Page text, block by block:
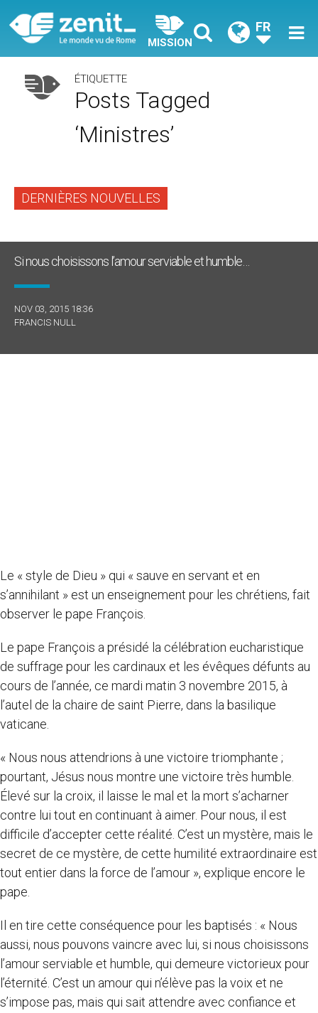
MISSION
FR
ÉTIQUETTE
Posts Tagged
‘ministres’
DERNIÈRES NOUVELLES
Si nous choisissons l’amour serviable et humble…
NOV 03, 2015 18:36
FRANCIS NULL
Le « style de Dieu » qui « sauve en servant et en
s’annihilant » est un enseignement pour les chrétiens, fait
observer le pape François.
Le pape François a présidé la célébration eucharistique
de suffrage pour les cardinaux et les évêques défunts au
cours de l’année, ce mardi matin 3 novembre 2015, à
l’autel de la chaire de saint Pierre, dans la basilique
vaticane.
« Nous nous attendrions à une victoire triomphante ;
pourtant, Jésus nous montre une victoire très humble.
Élevé sur la croix, il laisse le mal et la mort s’acharner
contre lui tout en continuant à aimer. Pour nous, il est
difficile d’accepter cette réalité. C’est un mystère, mais le
secret de ce mystère, de cette humilité extraordinaire est
tout entier dans la force de l’amour », explique encore le
pape.
Il en tire cette conséquence pour les baptisés : « Nous
aussi, nous pouvons vaincre avec lui, si nous choisissons
l’amour serviable et humble, qui demeure victorieux pour
l’éternité. C’est un amour qui n’élève pas la voix et ne
s’impose pas, mais qui sait attendre avec confiance et